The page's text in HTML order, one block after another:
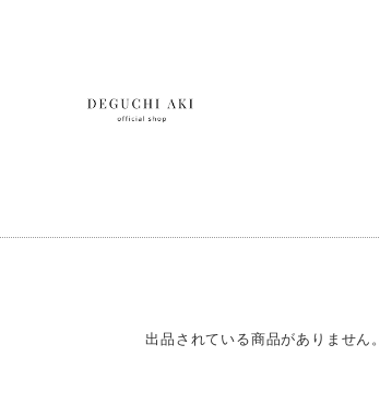
出品されている商品がありません。